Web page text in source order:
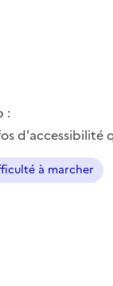
:
à marcher